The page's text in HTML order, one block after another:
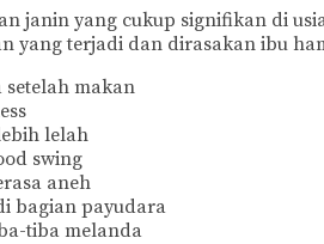
janin yang cukup signifikan di
yang terjadi dan dirasakan ibu
makan
lelah
swing
aneh
bagian payudara
tiba melanda